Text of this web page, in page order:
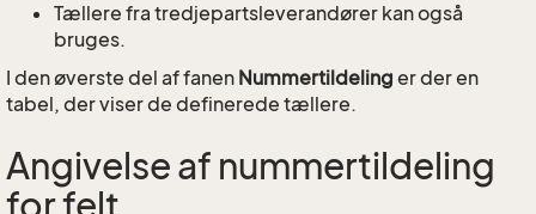
Tællere fra tredjepartsleverandører kan også
bruges.
I den øverste del af fanen Nummertildeling er der en
tabel, der viser de definerede tællere.
Angivelse af nummertildeling